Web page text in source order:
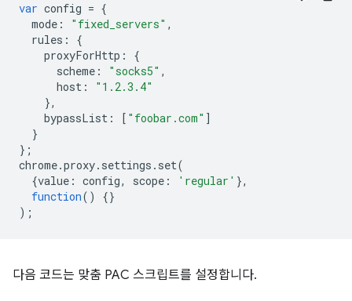
var config = {
mode : "fixed_servers" ,
rules :
{
proxyForHttp :
{
scheme : "socks5" ,
host :
"1.2.3.4"
},
bypassList : [ "foobar.com" ]
}
};
chrome.proxy. settings . set(
{value : config, scope : 'regular' },
function()
{}
);
다음 코드는 맞춤 PAC 스크립트를 설정합니다.